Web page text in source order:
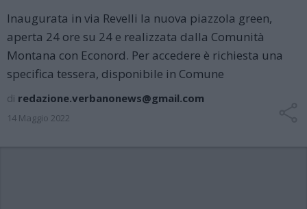
Inaugurata in via Revelli la nuova piazzola green,
aperta 24 ore su 24 e realizzata dalla Comunità
Montana con Econord. Per accedere è richiesta una
specifica tessera, disponibile in Comune
di redazione.verbanonews@gmail.com
14 Maggio 2022